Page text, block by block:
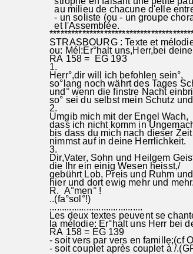
au milieu de chacune d'elle
- un soliste (ou - un groupe
et l'Assemblée.
STRASBOURG : Texte et
ou: Mél:Er°halt uns,Herr,bei
RA 158 = EG 193
1.
Herr°,dir will ich befohlen sein°,
so°lang noch währt des Tages
und° wenn die finstre Nacht
so° sei du selbst mein Schutz
2.
Umgib mich mit der Engel Wach,
dass ich nicht komm in
bis dass du mich nach dieser Zeit
nimmst auf in deine Herrlichkeit.
3.
Dir,Vater, Sohn und Heilgem
die Ihr ein einig Wesen heisst,/
gebührt Lob, Preis und Ruhm
hier und dort ewig mehr und
R. A°men° !
..(fa°sol°!)
......................................
Les deux textes peuvent se
la mélodie: Er°halt uns Herr bei
RA 158 = EG 139
- soit vers par vers en famille;(cf
- soit couplet après couplet à /